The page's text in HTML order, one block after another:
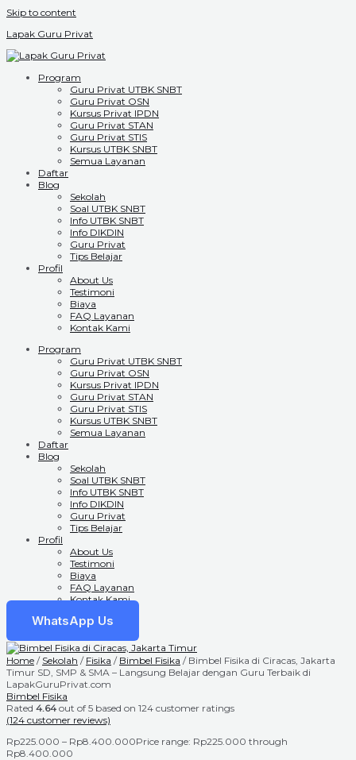
Skip to content
Lapak Guru Privat
Program
Guru Privat UTBK SNBT
Guru Privat OSN
Kursus Privat IPDN
Guru Privat STAN
Guru Privat STIS
Kursus UTBK SNBT
Semua Layanan
Daftar
Blog
Sekolah
Soal UTBK SNBT
Info UTBK SNBT
Info DIKDIN
Guru Privat
Tips Belajar
Profil
About Us
Testimoni
Biaya
FAQ Layanan
Kontak Kami
Program
Guru Privat UTBK SNBT
Guru Privat OSN
Kursus Privat IPDN
Guru Privat STAN
Guru Privat STIS
Kursus UTBK SNBT
Semua Layanan
Daftar
Blog
Sekolah
Soal UTBK SNBT
Info UTBK SNBT
Info DIKDIN
Guru Privat
Tips Belajar
Profil
About Us
Testimoni
Biaya
FAQ Layanan
Kontak Kami
WhatsApp Us
Home / Sekolah / Fisika / Bimbel Fisika / Bimbel Fisika di Ciracas, Jakarta
Timur SD, SMP & SMA – Langsung Belajar dengan Guru Terbaik di
LapakGuruPrivat.com
Bimbel Fisika
Rated 4.64 out of 5 based on 124 customer ratings
(124 customer reviews)
Rp225.000 – Rp8.400.000Price range: Rp225.000 through
Rp8.400.000